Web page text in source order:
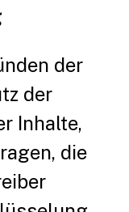
der
der
Inhalte,
die